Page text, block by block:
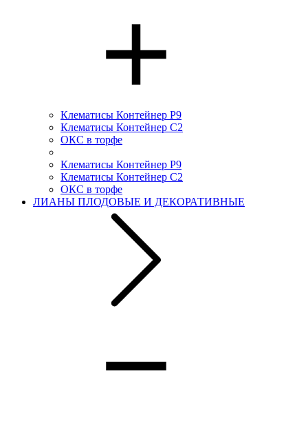
Клематисы Контейнер Р9
Клематисы Контейнер С2
ОКС в торфе
Клематисы Контейнер Р9
Клематисы Контейнер С2
ОКС в торфе
ЛИАНЫ ПЛОДОВЫЕ И ДЕКОРАТИВНЫЕ